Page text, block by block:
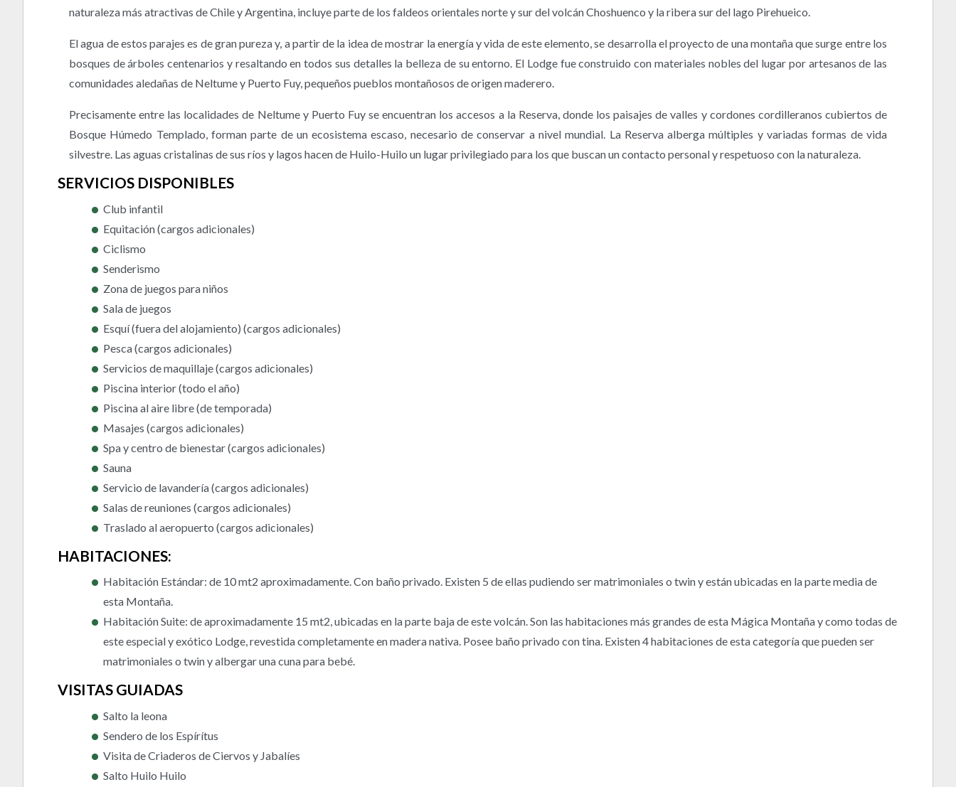
naturaleza más atractivas de Chile y Argentina, incluye parte de los faldeos orientales norte y sur del volcán Choshuenco y la ribera sur del lago Pirehueico.
El agua de estos parajes es de gran pureza y, a partir de la idea de mostrar la energía y vida de este elemento, se desarrolla el proyecto de una montaña que surge entre los
bosques de árboles centenarios y resaltando en todos sus detalles la belleza de su entorno. El Lodge fue construido con materiales nobles del lugar por artesanos de las
comunidades aledañas de Neltume y Puerto Fuy, pequeños pueblos montañosos de origen maderero.
Precisamente entre las localidades de Neltume y Puerto Fuy se encuentran los accesos a la Reserva, donde los paisajes de valles y cordones cordilleranos cubiertos de
Bosque Húmedo Templado, forman parte de un ecosistema escaso, necesario de conservar a nivel mundial. La Reserva alberga múltiples y variadas formas de vida
silvestre. Las aguas cristalinas de sus ríos y lagos hacen de Huilo-Huilo un lugar privilegiado para los que buscan un contacto personal y respetuoso con la naturaleza.
SERVICIOS DISPONIBLES
Club infantil
Equitación (cargos adicionales)
Ciclismo
Senderismo
Zona de juegos para niños
Sala de juegos
Esquí (fuera del alojamiento) (cargos adicionales)
Pesca (cargos adicionales)
Servicios de maquillaje (cargos adicionales)
Piscina interior (todo el año)
Piscina al aire libre (de temporada)
Masajes (cargos adicionales)
Spa y centro de bienestar (cargos adicionales)
Sauna
Servicio de lavandería (cargos adicionales)
Salas de reuniones (cargos adicionales)
Traslado al aeropuerto (cargos adicionales)
HABITACIONES:
Habitación Estándar: de 10 mt2 aproximadamente. Con baño privado. Existen 5 de ellas pudiendo ser matrimoniales o twin y están ubicadas en la parte media de
esta Montaña.
Habitación Suite: de aproximadamente 15 mt2, ubicadas en la parte baja de este volcán. Son las habitaciones más grandes de esta Mágica Montaña y como todas de
este especial y exótico Lodge, revestida completamente en madera nativa. Posee baño privado con tina. Existen 4 habitaciones de esta categoría que pueden ser
matrimoniales o twin y albergar una cuna para bebé.
VISITAS GUIADAS
Salto la leona
Sendero de los Espírítus
Visita de Criaderos de Ciervos y Jabalíes
Salto Huilo Huilo